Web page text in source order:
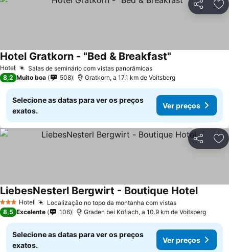
Partilhar
Hotel Salas de seminário com vistas panorâmicas
Hotel Gratkorn - "Bed & Breakfast"
8,2 Muito boa 508 Gratkorn, a 17.1 km de Voitsberg
Selecione as datas para ver os preços
exatos.
Ver preços
Partilhar
3 EstrelasHotel Localização no topo da montanha com vistas
LiebesNesterl Bergwirt - Boutique Hotel
8,5 Excelente 106 Graden bei Köflach, a 10.9 km de Voitsberg
Selecione as datas para ver os preços
exatos.
Ver preços